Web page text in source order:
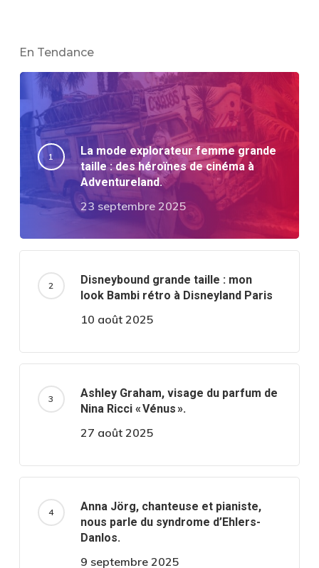
En Tendance
La mode explorateur femme grande
taille : des héroïnes de cinéma à
Adventureland.
23 septembre 2025
Disneybound grande taille : mon
look Bambi rétro à Disneyland Paris
10 août 2025
Ashley Graham, visage du parfum de
Nina Ricci « Vénus ».
27 août 2025
Anna Jörg, chanteuse et pianiste,
nous parle du syndrome d’Ehlers-
Danlos.
9 septembre 2025